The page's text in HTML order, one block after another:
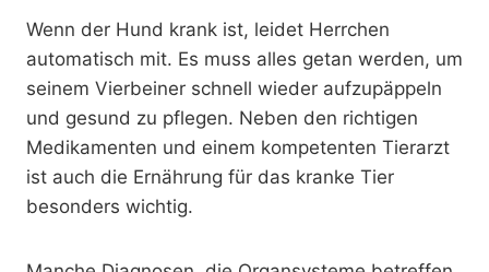
Wenn der Hund krank ist, leidet Herrchen
automatisch mit. Es muss alles getan werden, um
seinem Vierbeiner schnell wieder aufzupäppeln
und gesund zu pflegen. Neben den richtigen
Medikamenten und einem kompetenten Tierarzt
ist auch die Ernährung für das kranke Tier
besonders wichtig.